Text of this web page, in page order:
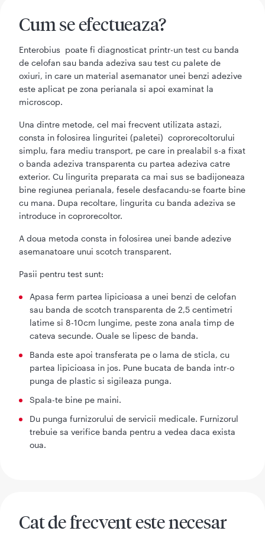
Cum se efectueaza?
Enterobius poate fi diagnosticat printr-un test cu banda
de celofan sau banda adeziva sau test cu palete de
oxiuri, in care un material asemanator unei benzi adezive
este aplicat pe zona perianala si apoi examinat la
microscop.
Una dintre metode, cel mai frecvent utilizata astazi,
consta in folosirea linguritei (paletei) coprorecoltorului
simplu, fara mediu transport, pe care in prealabil s-a fixat
o banda adeziva transparenta cu partea adeziva catre
exterior. Cu lingurita preparata ca mai sus se badijoneaza
bine regiunea perianala, fesele desfacandu-se foarte bine
cu mana. Dupa recoltare, lingurita cu banda adeziva se
introduce in coprorecoltor.
A doua metoda consta in folosirea unei bande adezive
asemanatoare unui scotch transparent.
Pasii pentru test sunt:
Apasa ferm partea lipicioasa a unei benzi de celofan
sau banda de scotch transparenta de 2,5 centimetri
latime si 8-10cm lungime, peste zona anala timp de
cateva secunde. Ouale se lipesc de banda.
Banda este apoi transferata pe o lama de sticla, cu
partea lipicioasa in jos. Pune bucata de banda intr-o
punga de plastic si sigileaza punga.
Spala-te bine pe maini.
Du punga furnizorului de servicii medicale. Furnizorul
trebuie sa verifice banda pentru a vedea daca exista
oua.
Cat de frecvent este necesar